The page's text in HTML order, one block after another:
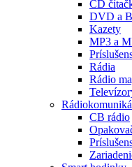
CD
DVD a
Kazety
MP3 a
Rádia
Rádio
CB rádio